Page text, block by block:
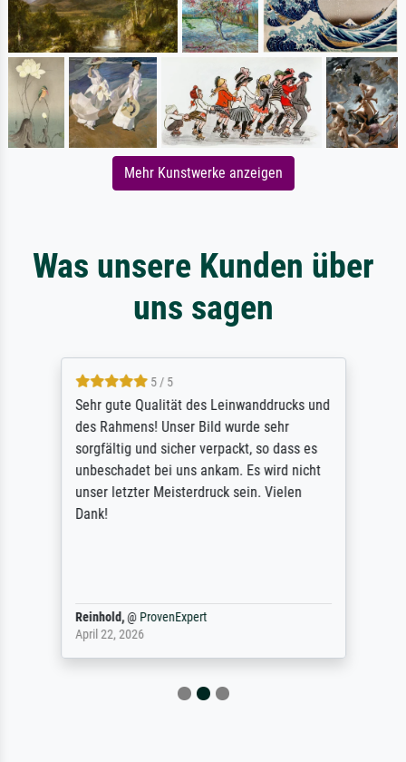
Mehr Kunstwerke anzeigen
Was unsere Kunden über
uns sagen
5 / 5
Sehr gute Qualität des Leinwanddrucks und
des Rahmens! Unser Bild wurde sehr
sorgfältig und sicher verpackt, so dass es
unbeschadet bei uns ankam. Es wird nicht
unser letzter Meisterdruck sein. Vielen
Dank!
Reinhold,@ ProvenExpert
April 22, 2026